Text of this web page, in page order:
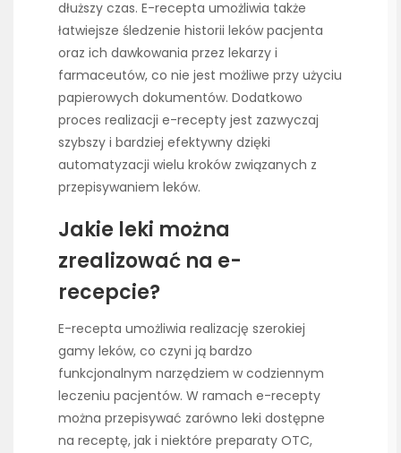
dłuższy czas. E-recepta umożliwia także
łatwiejsze śledzenie historii leków pacjenta
oraz ich dawkowania przez lekarzy i
farmaceutów, co nie jest możliwe przy użyciu
papierowych dokumentów. Dodatkowo
proces realizacji e-recepty jest zazwyczaj
szybszy i bardziej efektywny dzięki
automatyzacji wielu kroków związanych z
przepisywaniem leków.
Jakie leki można
zrealizować na e-
recepcie?
E-recepta umożliwia realizację szerokiej
gamy leków, co czyni ją bardzo
funkcjonalnym narzędziem w codziennym
leczeniu pacjentów. W ramach e-recepty
można przepisywać zarówno leki dostępne
na receptę, jak i niektóre preparaty OTC,